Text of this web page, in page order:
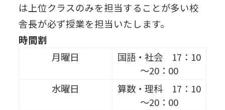
は上位クラスのみを担当することが多い校
舎長が必ず授業を担当いたします。
時間割
月曜日
国語・社会 17：10
～20：00
水曜日
算数・理科 17：10
～20：00